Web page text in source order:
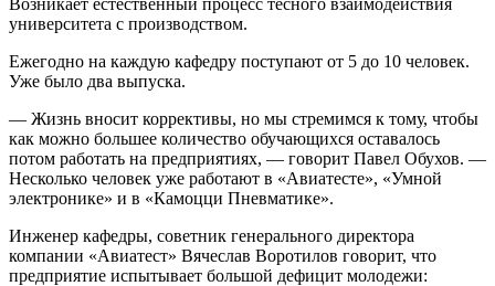
Возникает естественный процесс тесного взаимодействия
университета с производством.
Ежегодно на каждую кафедру поступают от 5 до 10 человек.
Уже было два выпуска.
— Жизнь вносит коррективы, но мы стремимся к тому, чтобы
как можно большее количество обучающихся оставалось
потом работать на предприятиях, — говорит Павел Обухов. —
Несколько человек уже работают в «Авиатесте», «Умной
электронике» и в «Камоцци Пневматике».
Инженер кафедры, советник генерального директора
компании «Авиатест» Вячеслав Воротилов говорит, что
предприятие испытывает большой дефицит молодежи: